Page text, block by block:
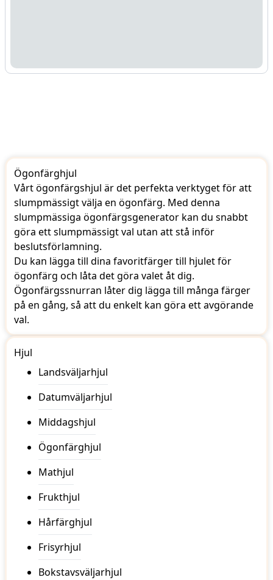
Ögonfärghjul
Vårt ögonfärgshjul är det perfekta verktyget för att
slumpmässigt välja en ögonfärg. Med denna
slumpmässiga ögonfärgsgenerator kan du snabbt
göra ett slumpmässigt val utan att stå inför
beslutsförlamning.
Du kan lägga till dina favoritfärger till hjulet för
ögonfärg och låta det göra valet åt dig.
Ögonfärgssnurran låter dig lägga till många färger
på en gång, så att du enkelt kan göra ett avgörande
val.
Hjul
Landsväljarhjul
Datumväljarhjul
Middagshjul
Ögonfärghjul
Mathjul
Frukthjul
Hårfärghjul
Frisyrhjul
Bokstavsväljarhjul